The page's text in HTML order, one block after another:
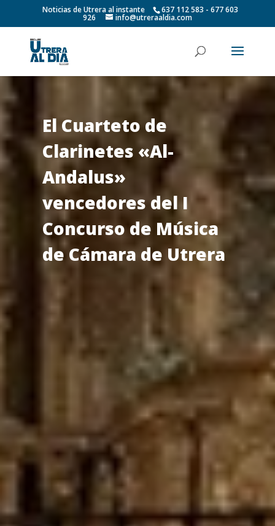
Noticias de Utrera al instante 637 112 583 - 677 603
926 info@utreraaldia.com
El Cuarteto de
Clarinetes «Al-
Andalus»
vencedores del I
Concurso de Música
de Cámara de Utrera